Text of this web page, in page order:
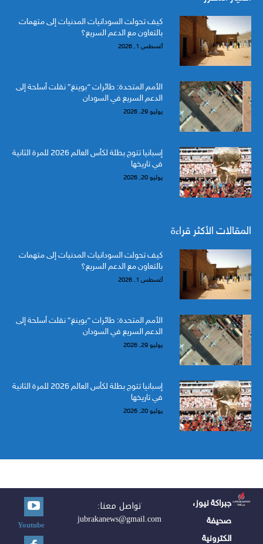
كيف تحولت السودانيات المدنيات إلى متهمات
بالتعاون مع الدعم السريع؟
أغسطس 1, 2026
الأمم المتحدة: طائرات “بوينغ” نقلت أسلحة إلى
الدعم السريع في السودان
يوليو 29, 2026
إسبانيا تتوج بطلة لكأس العالم 2026 للمرة الثانية
في تاريخها
يوليو 20, 2026
المقالات الأكثر قراءة
كيف تحولت السودانيات المدنيات إلى متهمات
بالتعاون مع الدعم السريع؟
أغسطس 1, 2026
الأمم المتحدة: طائرات “بوينغ” نقلت أسلحة إلى
الدعم السريع في السودان
يوليو 29, 2026
إسبانيا تتوج بطلة لكأس العالم 2026 للمرة الثانية
في تاريخها
يوليو 20, 2026
جبراكة نيوز،
صحيفة
الكترونية
تواصل معنا:
jubrakanews@gmail.com
Youtube